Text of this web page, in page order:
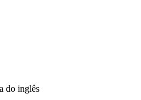
do inglês